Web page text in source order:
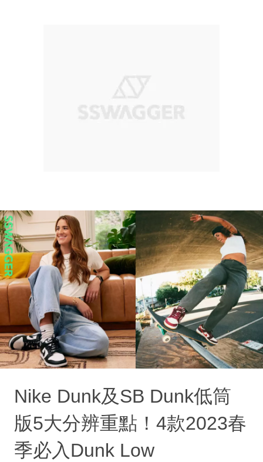
Nike Dunk及SB Dunk低筒
版5大分辨重點！4款2023春
季必入Dunk Low